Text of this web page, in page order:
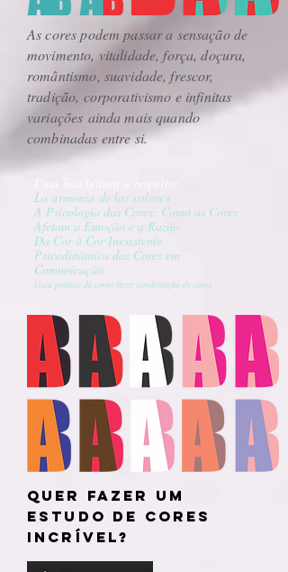
As cores podem passar a sensação de
movimento, vitalidade, força, doçura,
romântismo, suavidade, frescor,
tradição, corporativismo e infinitas
variações ainda mais quando
combinadas entre si.
La armonia de los colores
A Psicologia das Cores: Como as Cores
Afetam a Emoção e a Razão
Da Cor à Cor Inexistente
Psicodinâmica das Cores em
Comunicação
Guia prático de como fazer combinação de cores
Quer fazer um
estudo de cores
incrível?